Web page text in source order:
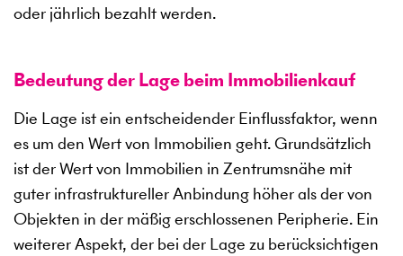
oder jährlich bezahlt werden.
Bedeutung der Lage beim Immobilienkauf
Die Lage ist ein entscheidender Einflussfaktor, wenn
es um den Wert von Immobilien geht. Grundsätzlich
ist der Wert von Immobilien in Zentrumsnähe mit
guter infrastruktureller Anbindung höher als der von
Objekten in der mäßig erschlossenen Peripherie. Ein
weiterer Aspekt, der bei der Lage zu berücksichtigen